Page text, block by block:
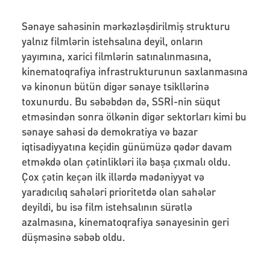
Sənaye sahəsinin mərkəzləşdirilmiş strukturu
yalnız filmlərin istehsalına deyil, onların
yayımına, xarici filmlərin satınalınmasına,
kinematoqrafiya infrastrukturunun saxlanmasına
və kinonun bütün digər sənaye tsikllərinə
toxunurdu. Bu səbəbdən də, SSRİ-nin süqut
etməsindən sonra ölkənin digər sektorları kimi bu
sənaye sahəsi də demokratiya və bazar
iqtisadiyyatına keçidin günümüzə qədər davam
etməkdə olan çətinlikləri ilə başa çıxmalı oldu.
Çox çətin keçən ilk illərdə mədəniyyət və
yaradıcılıq sahələri prioritetdə olan sahələr
deyildi, bu isə film istehsalının sürətlə
azalmasına, kinematoqrafiya sənayesinin geri
düşməsinə səbəb oldu.